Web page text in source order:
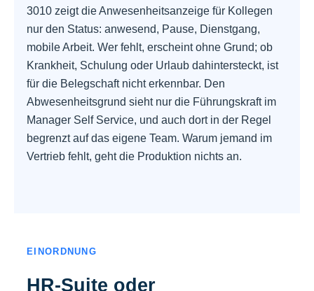
3010 zeigt die Anwesenheitsanzeige für Kollegen
nur den Status: anwesend, Pause, Dienstgang,
mobile Arbeit. Wer fehlt, erscheint ohne Grund; ob
Krankheit, Schulung oder Urlaub dahintersteckt, ist
für die Belegschaft nicht erkennbar. Den
Abwesenheitsgrund sieht nur die Führungskraft im
Manager Self Service, und auch dort in der Regel
begrenzt auf das eigene Team. Warum jemand im
Vertrieb fehlt, geht die Produktion nichts an.
EINORDNUNG
HR-Suite oder